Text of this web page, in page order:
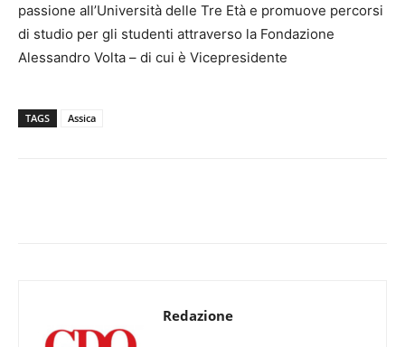
passione all’Università delle Tre Età e promuove percorsi
di studio per gli studenti attraverso la Fondazione
Alessandro Volta – di cui è Vicepresidente
TAGS Assica
Redazione